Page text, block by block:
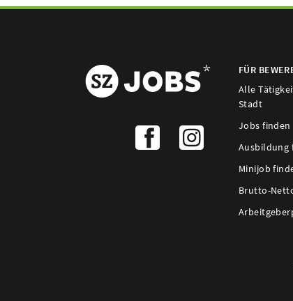
FÜR
Alle
Stadt
Jobs finden
Ausbildung
Minijob
Brutto-